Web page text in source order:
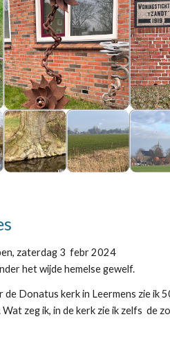
zaterdag 3 febr 2024
het wijde hemelse gewelf.
de Donatus kerk in Leermens zie ik
zeg ik, in de kerk zie ik zelfs de